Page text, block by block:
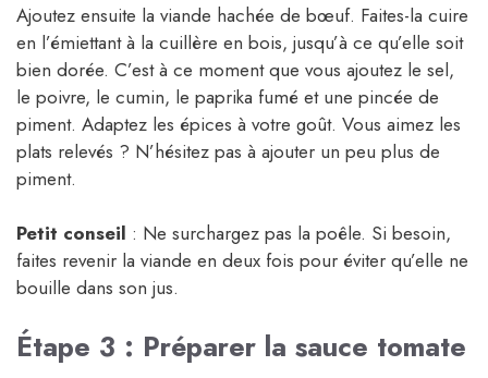
Ajoutez ensuite la viande hachée de bœuf. Faites-la cuire
en l’émiettant à la cuillère en bois, jusqu’à ce qu’elle soit
bien dorée. C’est à ce moment que vous ajoutez le sel,
le poivre, le cumin, le paprika fumé et une pincée de
piment. Adaptez les épices à votre goût. Vous aimez les
plats relevés ? N’hésitez pas à ajouter un peu plus de
piment.
Petit conseil : Ne surchargez pas la poêle. Si besoin,
faites revenir la viande en deux fois pour éviter qu’elle ne
bouille dans son jus.
Étape 3 : Préparer la sauce tomate